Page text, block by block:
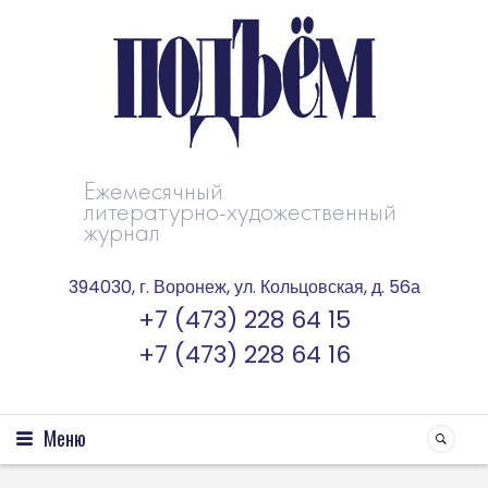
Ежемесячный
литературно-художественный
журнал
394030, г. Воронеж, ул. Кольцовская, д. 56а
+7 (473) 228 64 15
+7 (473) 228 64 16
Меню